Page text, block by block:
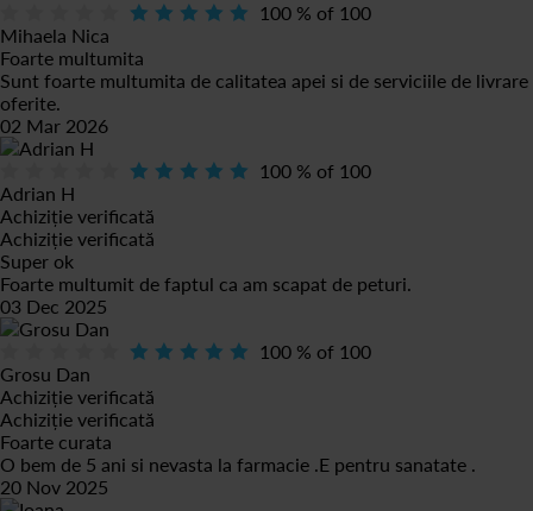
100 % of 100
Mihaela Nica
Foarte multumita
Sunt foarte multumita de calitatea apei si de serviciile de livrare
oferite.
02 Mar 2026
100 % of 100
Adrian H
Achiziție verificată
Achiziție verificată
Super ok
Foarte multumit de faptul ca am scapat de peturi.
03 Dec 2025
100 % of 100
Grosu Dan
Achiziție verificată
Achiziție verificată
Foarte curata
O bem de 5 ani si nevasta la farmacie .E pentru sanatate .
20 Nov 2025